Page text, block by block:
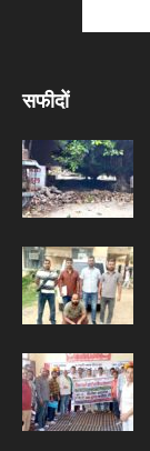
सफीदों